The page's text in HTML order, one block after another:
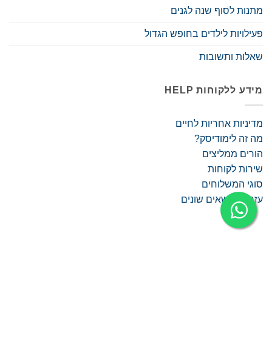
מתנות לסוף שנה לגנים
פעילויות לילדים בחופש הגדול
שאלות ותשובות
מידע ללקוחות HELP
מדיניות אחריות לחיים
מה זה לימודיסק?
הורים ממליצים
שירות לקוחות
סוגי המשלוחים
עזרה בנושאים שונים